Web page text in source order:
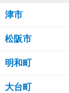
津市
松阪市
明和町
大台町